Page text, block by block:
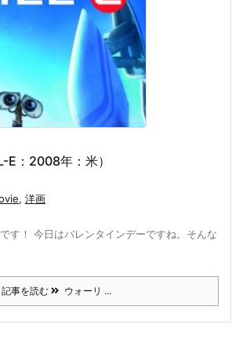
E：2008年：米）
, 洋画
す！ 今日はバレンタインデーですね。そんな
記事を読む ウォーリ ...